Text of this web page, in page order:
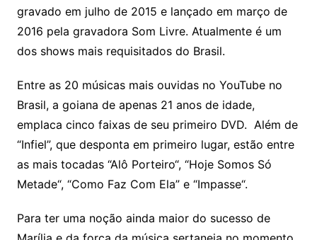
gravado em julho de 2015 e lançado em março de
2016 pela gravadora Som Livre. Atualmente é um
dos shows mais requisitados do Brasil.
Entre as 20 músicas mais ouvidas no YouTube no
Brasil, a goiana de apenas 21 anos de idade,
emplaca cinco faixas de seu primeiro DVD. Além de
“Infiel”, que desponta em primeiro lugar, estão entre
as mais tocadas “Alô Porteiro“, “Hoje Somos Só
Metade“, “Como Faz Com Ela” e “Impasse“.
Para ter uma noção ainda maior do sucesso de